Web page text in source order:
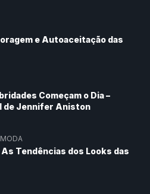
e Autoaceitação das
Começam o Dia –
de Jennifer Aniston
MODA
Tendências dos Looks das